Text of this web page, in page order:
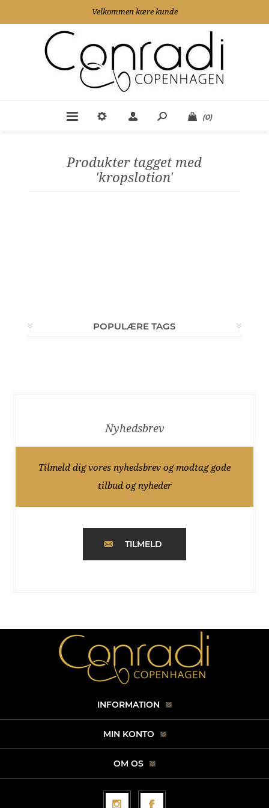
Velkommen kære kunde
(0)
Produkter tagget med
'kropslotion'
POPULÆRE TAGS
Nyhedsbrev
Tilmeld dig vores nyhedsbrev og modtag gode
tilbud og nyheder
TILMELD
INFORMATION
MIN KONTO
OM OS